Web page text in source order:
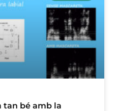
tan bé amb la